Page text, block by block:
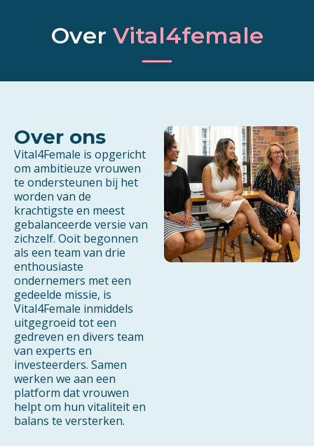
Over Vital4female
Over ons
Vital4Female is opgericht
om ambitieuze vrouwen
te ondersteunen bij het
worden van de
krachtigste en meest
gebalanceerde versie van
zichzelf. Ooit begonnen
als een team van drie
enthousiaste
ondernemers met een
gedeelde missie, is
Vital4Female inmiddels
uitgegroeid tot een
gedreven en divers team
van experts en
investeerders. Samen
werken we aan een
platform dat vrouwen
helpt om hun vitaliteit en
balans te versterken.